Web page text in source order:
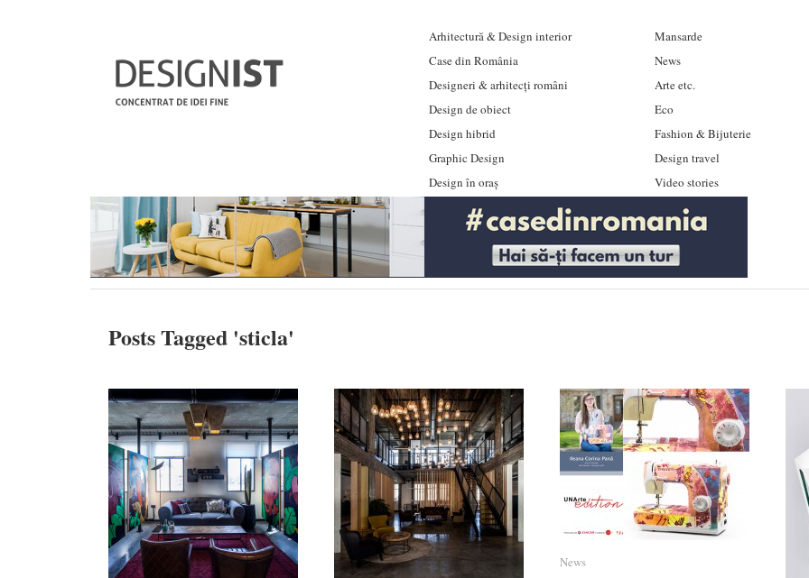
Arhitectură & Design interior
Case din România
Designeri & arhitecți români
Design de obiect
Design hibrid
Graphic Design
Design în oraș
Mansarde
News
Arte etc.
Eco
Fashion & Bijuterie
Design travel
Video stories
Posts Tagged 'sticla'
News
News